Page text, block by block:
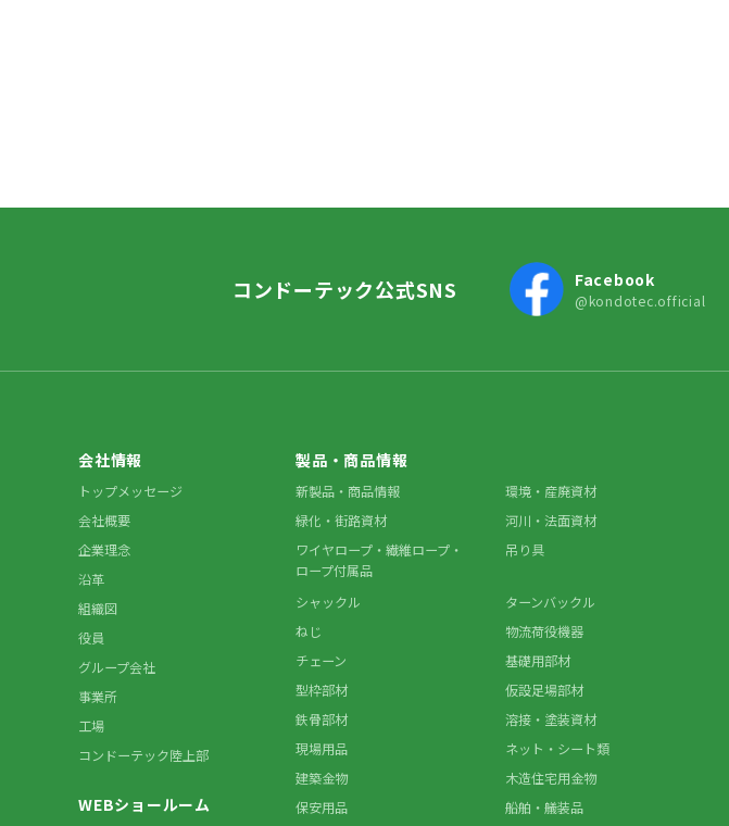
コンドーテック公式SNS Facebook
@kondotec.official
会社情報
トップメッセージ
会社概要
企業理念
沿革
組織図
役員
グループ会社
事業所
工場
コンドーテック陸上部
WEBショールーム
製品・商品情報
新製品・商品情報
環境・産廃資材
緑化・街路資材
河川・法面資材
ワイヤロープ・繊維ロープ・
ロープ付属品
吊り具
シャックル
ターンバックル
ねじ
物流荷役機器
チェーン
基礎用部材
型枠部材
仮設足場部材
鉄骨部材
溶接・塗装資材
現場用品
ネット・シート類
建築金物
木造住宅用金物
保安用品
船舶・艤装品